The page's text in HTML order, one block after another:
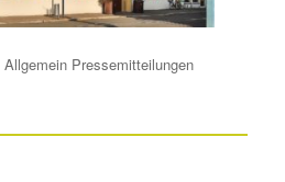
Allgemein Pressemitteilungen